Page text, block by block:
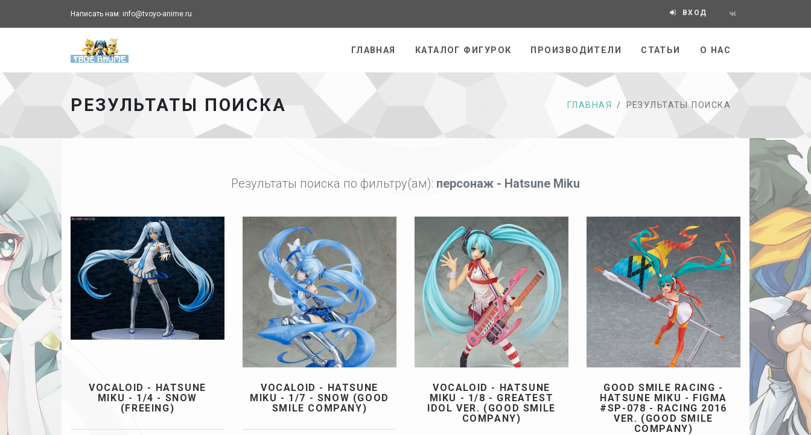
Написать нам: info@tvoyo-anime.ru ВХОД
ГЛАВНАЯ КАТАЛОГ ФИГУРОК ПРОИЗВОДИТЕЛИ СТАТЬИ О НАС
РЕЗУЛЬТАТЫ ПОИСКА ГЛАВНАЯ РЕЗУЛЬТАТЫ ПОИСКА
Результаты поиска по фильтру(ам): персонаж - Hatsune Miku
VOCALOID - HATSUNE
MIKU - 1/4 - SNOW
(FREEING)
VOCALOID - HATSUNE
MIKU - 1/7 - SNOW (GOOD
SMILE COMPANY)
VOCALOID - HATSUNE
MIKU - 1/8 - GREATEST
IDOL VER. (GOOD SMILE
COMPANY)
GOOD SMILE RACING -
HATSUNE MIKU - FIGMA
#SP-078 - RACING 2016
VER. (GOOD SMILE
COMPANY)